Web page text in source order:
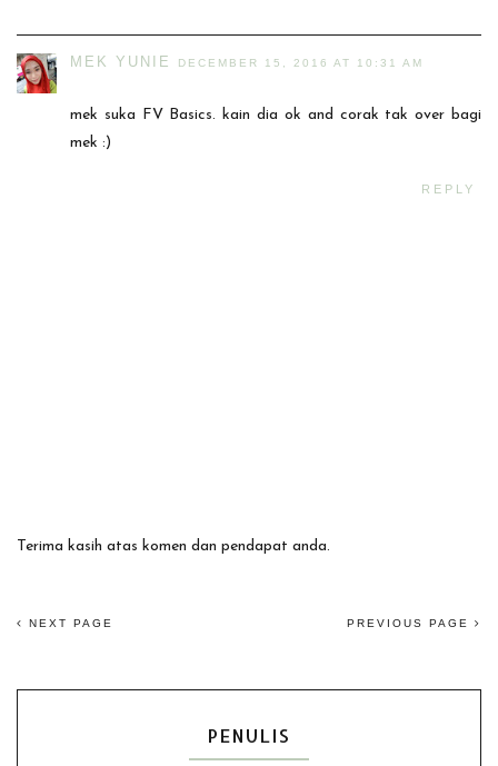
MEK YUNIE DECEMBER 15, 2016 AT 10:31 AM
mek suka FV Basics. kain dia ok and corak tak over bagi
mek :)
REPLY
Terima kasih atas komen dan pendapat anda.
NEXT PAGE PREVIOUS PAGE
PENULIS